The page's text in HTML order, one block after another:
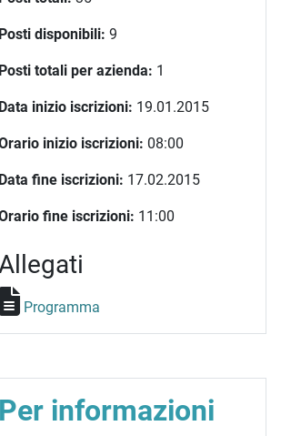
Posti disponibili: 9
Posti totali per azienda: 1
Data inizio iscrizioni: 19.01.2015
inizio iscrizioni: 08:00
Data fine iscrizioni: 17.02.2015
fine iscrizioni: 11:00
Programma
Per informazioni